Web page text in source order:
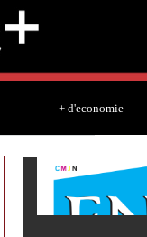
+ d'economie